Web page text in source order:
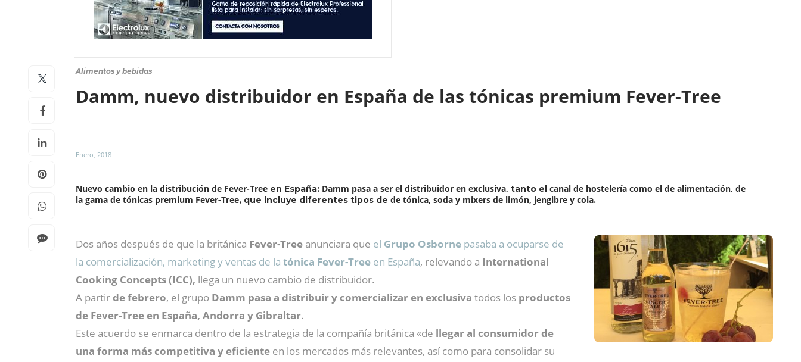
Alimentos y bebidas
Damm, nuevo distribuidor en España de las tónicas premium Fever-Tree
Enero, 2018
Nuevo cambio en la distribución de Fever-Tree en España: Damm pasa a ser el distribuidor en exclusiva, tanto el canal de hostelería como el de alimentación, de
la gama de tónicas premium Fever-Tree, que incluye diferentes tipos de de tónica, soda y mixers de limón, jengibre y cola.
Dos años después de que la británica Fever-Tree anunciara que el Grupo Osborne pasaba a ocuparse de
la comercialización, marketing y ventas de la tónica Fever-Tree en España, relevando a International
Cooking Concepts (ICC), llega un nuevo cambio de distribuidor.
A partir de febrero, el grupo Damm pasa a distribuir y comercializar en exclusiva todos los productos
de Fever-Tree en España, Andorra y Gibraltar.
Este acuerdo se enmarca dentro de la estrategia de la compañía británica «de llegar al consumidor de
una forma más competitiva y eficiente en los mercados más relevantes, así como para consolidar su